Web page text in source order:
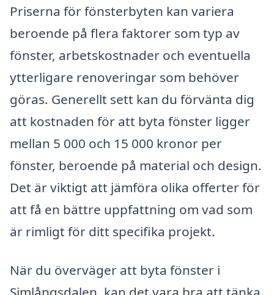
Priserna för fönsterbyten kan variera
beroende på flera faktorer som typ av
fönster, arbetskostnader och eventuella
ytterligare renoveringar som behöver
göras. Generellt sett kan du förvänta dig
att kostnaden för att byta fönster ligger
mellan 5 000 och 15 000 kronor per
fönster, beroende på material och design.
Det är viktigt att jämföra olika offerter för
att få en bättre uppfattning om vad som
är rimligt för ditt specifika projekt.
När du överväger att byta fönster i